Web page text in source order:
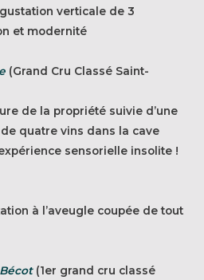
verticale de 3
et modernité
(Grand Cru Classé Saint-
de la propriété suivie d’une
quatre vins dans la cave
sensorielle insolite !
à l’aveugle coupée de tout
(1er grand cru classé